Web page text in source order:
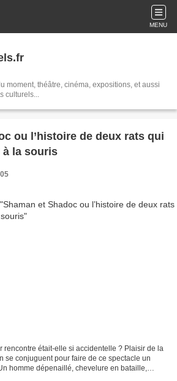
MENU
moment, théâtre, cinéma, expositions, et aussi
culturels...
ou l’histoire de deux rats qui
à la souris
rencontre était-elle si accidentelle ? Plaisir de la
se conjuguent pour faire de ce spectacle un
homme dépenaillé, chevelure en bataille,